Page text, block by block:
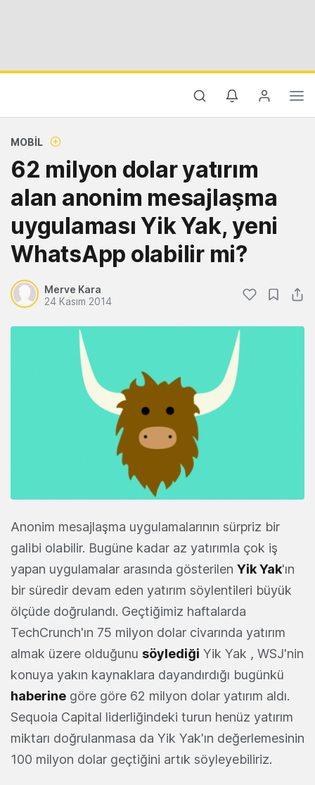
MOBIL
62 milyon dolar yatırım
alan anonim mesajlaşma
uygulaması Yik Yak, yeni
WhatsApp olabilir mi?
Merve Kara
24 Kasım 2014
Anonim mesajlaşma uygulamalarının sürpriz bir
galibi olabilir. Bugüne kadar az yatırımla çok iş
yapan uygulamalar arasında gösterilen Yik Yak'ın
bir süredir devam eden yatırım söylentileri büyük
ölçüde doğrulandı. Geçtiğimiz haftalarda
TechCrunch'ın 75 milyon dolar civarında yatırım
almak üzere olduğunu söylediği Yik Yak , WSJ'nin
konuya yakın kaynaklara dayandırdığı bugünkü
haberine göre göre 62 milyon dolar yatırım aldı.
Sequoia Capital liderliğindeki turun henüz yatırım
miktarı doğrulanmasa da Yik Yak'ın değerlemesinin
100 milyon dolar geçtiğini artık söyleyebiliriz.